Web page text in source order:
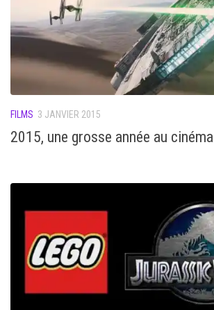
FILMS 3 JANVIER 2015
2015, une grosse année au cinéma